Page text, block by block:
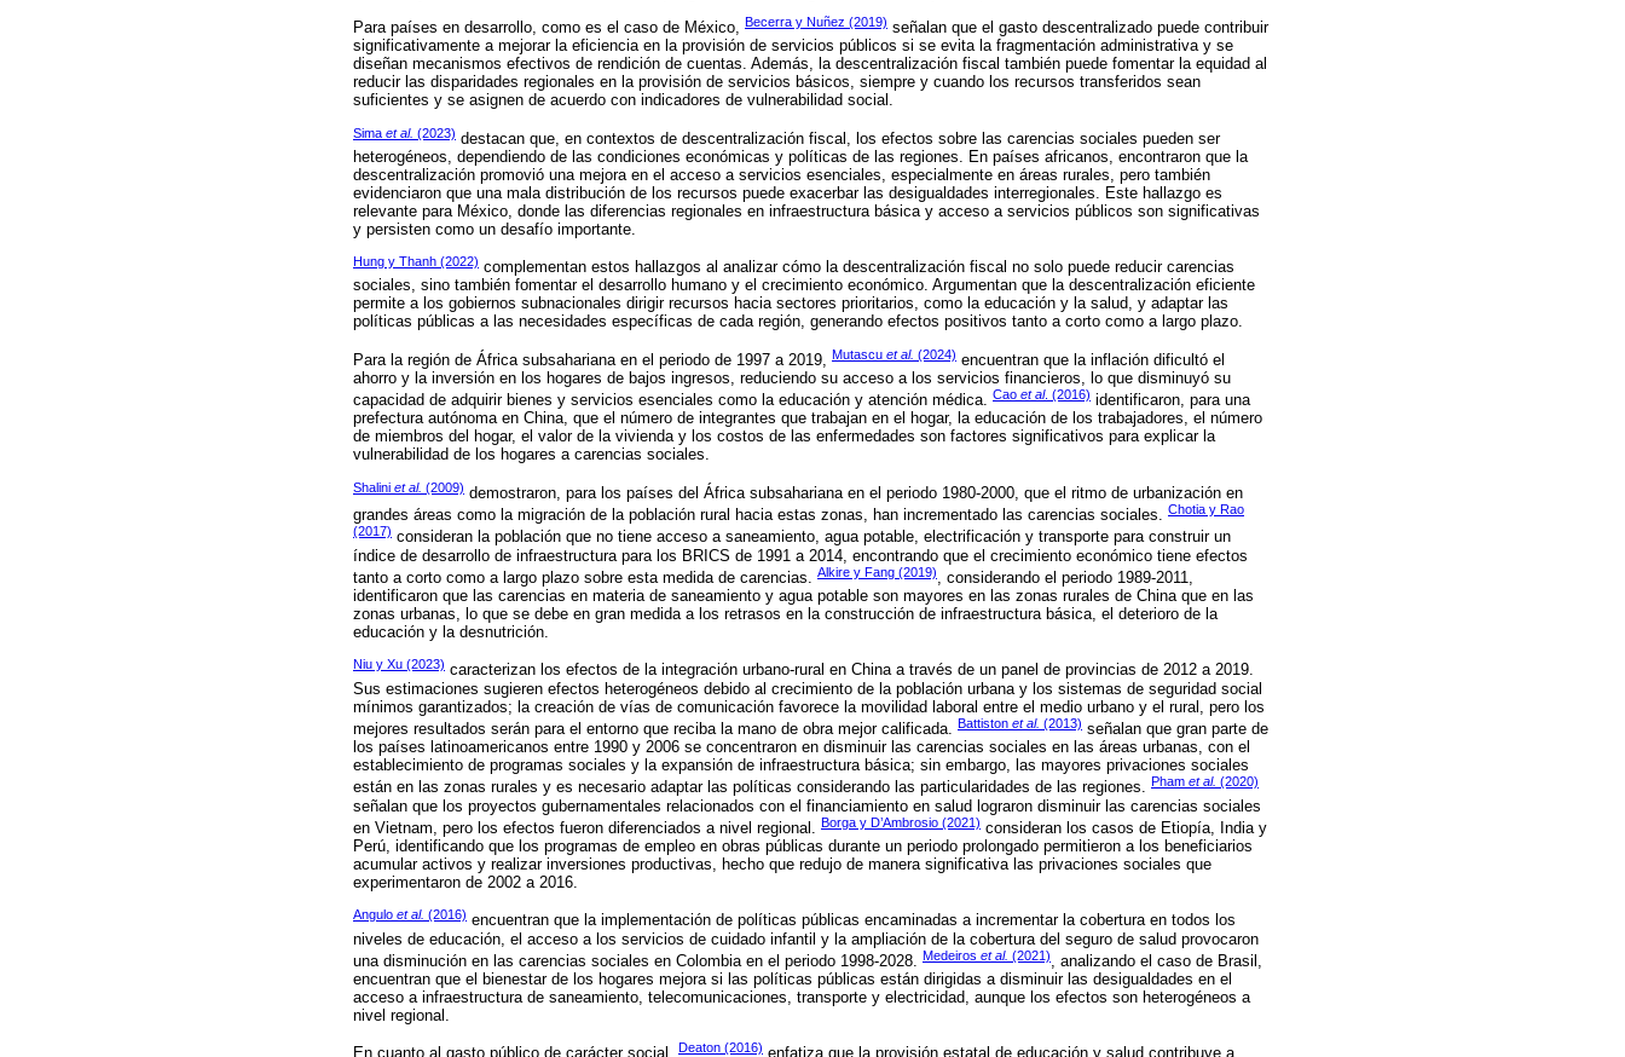
Para países en desarrollo, como es el caso de México, Becerra y Nuñez (2019) señalan que el gasto descentralizado puede contribuir
significativamente a mejorar la eficiencia en la provisión de servicios públicos si se evita la fragmentación administrativa y se
diseñan mecanismos efectivos de rendición de cuentas. Además, la descentralización fiscal también puede fomentar la equidad al
reducir las disparidades regionales en la provisión de servicios básicos, siempre y cuando los recursos transferidos sean
suficientes y se asignen de acuerdo con indicadores de vulnerabilidad social.
Sima et al. (2023) destacan que, en contextos de descentralización fiscal, los efectos sobre las carencias sociales pueden ser
heterogéneos, dependiendo de las condiciones económicas y políticas de las regiones. En países africanos, encontraron que la
descentralización promovió una mejora en el acceso a servicios esenciales, especialmente en áreas rurales, pero también
evidenciaron que una mala distribución de los recursos puede exacerbar las desigualdades interregionales. Este hallazgo es
relevante para México, donde las diferencias regionales en infraestructura básica y acceso a servicios públicos son significativas
y persisten como un desafío importante.
Hung y Thanh (2022) complementan estos hallazgos al analizar cómo la descentralización fiscal no solo puede reducir carencias
sociales, sino también fomentar el desarrollo humano y el crecimiento económico. Argumentan que la descentralización eficiente
permite a los gobiernos subnacionales dirigir recursos hacia sectores prioritarios, como la educación y la salud, y adaptar las
políticas públicas a las necesidades específicas de cada región, generando efectos positivos tanto a corto como a largo plazo.
Para la región de África subsahariana en el periodo de 1997 a 2019, Mutascu et al. (2024) encuentran que la inflación dificultó el
ahorro y la inversión en los hogares de bajos ingresos, reduciendo su acceso a los servicios financieros, lo que disminuyó su
capacidad de adquirir bienes y servicios esenciales como la educación y atención médica. Cao et al. (2016) identificaron, para una
prefectura autónoma en China, que el número de integrantes que trabajan en el hogar, la educación de los trabajadores, el número
de miembros del hogar, el valor de la vivienda y los costos de las enfermedades son factores significativos para explicar la
vulnerabilidad de los hogares a carencias sociales.
Shalini et al. (2009) demostraron, para los países del África subsahariana en el periodo 1980-2000, que el ritmo de urbanización en
grandes áreas como la migración de la población rural hacia estas zonas, han incrementado las carencias sociales. Chotia y Rao
(2017) consideran la población que no tiene acceso a saneamiento, agua potable, electrificación y transporte para construir un
índice de desarrollo de infraestructura para los BRICS de 1991 a 2014, encontrando que el crecimiento económico tiene efectos
tanto a corto como a largo plazo sobre esta medida de carencias. Alkire y Fang (2019), considerando el periodo 1989-2011,
identificaron que las carencias en materia de saneamiento y agua potable son mayores en las zonas rurales de China que en las
zonas urbanas, lo que se debe en gran medida a los retrasos en la construcción de infraestructura básica, el deterioro de la
educación y la desnutrición.
Niu y Xu (2023) caracterizan los efectos de la integración urbano-rural en China a través de un panel de provincias de 2012 a 2019.
Sus estimaciones sugieren efectos heterogéneos debido al crecimiento de la población urbana y los sistemas de seguridad social
mínimos garantizados; la creación de vías de comunicación favorece la movilidad laboral entre el medio urbano y el rural, pero los
mejores resultados serán para el entorno que reciba la mano de obra mejor calificada. Battiston et al. (2013) señalan que gran parte de
los países latinoamericanos entre 1990 y 2006 se concentraron en disminuir las carencias sociales en las áreas urbanas, con el
establecimiento de programas sociales y la expansión de infraestructura básica; sin embargo, las mayores privaciones sociales
están en las zonas rurales y es necesario adaptar las políticas considerando las particularidades de las regiones. Pham et al. (2020)
señalan que los proyectos gubernamentales relacionados con el financiamiento en salud lograron disminuir las carencias sociales
en Vietnam, pero los efectos fueron diferenciados a nivel regional.
Borga y D’Ambrosio (2021) consideran los casos de Etiopía, India y
Perú, identificando que los programas de empleo en obras públicas durante un periodo prolongado permitieron a los beneficiarios
acumular activos y realizar inversiones productivas, hecho que redujo de manera significativa las privaciones sociales que
experimentaron de 2002 a 2016.
Angulo et al. (2016) encuentran que la implementación de políticas públicas encaminadas a incrementar la cobertura en todos los
niveles de educación, el acceso a los servicios de cuidado infantil y la ampliación de la cobertura del seguro de salud provocaron
una disminución en las carencias sociales en Colombia en el periodo 1998-2028.
Medeiros et al. (2021)
, analizando el caso de Brasil,
encuentran que el bienestar de los hogares mejora si las políticas públicas están dirigidas a disminuir las desigualdades en el
acceso a infraestructura de saneamiento, telecomunicaciones, transporte y electricidad, aunque los efectos son heterogéneos a
nivel regional.
En cuanto al gasto público de carácter social, Deaton (2016) enfatiza que la provisión estatal de educación y salud contribuye a